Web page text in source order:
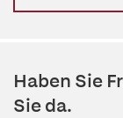
Haben Sie
Sie da.